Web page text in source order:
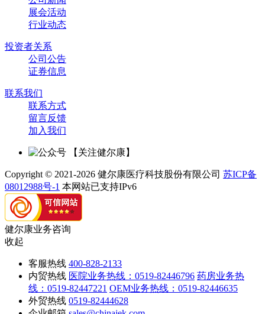
展会活动
行业动态
投资者关系
公司公告
证券信息
联系我们
联系方式
留言反馈
加入我们
【关注健尔康】
Copyright © 2021-2026 健尔康医疗科技股份有限公司 苏ICP备
08012988号-1 本网站已支持IPv6
健尔康业务咨询
收起
客服热线 400-828-2133
内贸热线 医院业务热线：0519-82446796 药房业务热
线：0519-82447221 OEM业务热线：0519-82446635
外贸热线 0519-82444628